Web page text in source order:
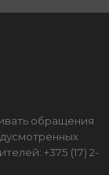
обращения
+375 (17) 2-